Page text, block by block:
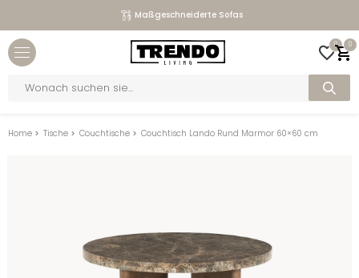
Maßgeschneiderte Sofas
0 0
search
Home > Tische > Couchtische > Couchtisch Lando Rund Marmor 60×60 cm